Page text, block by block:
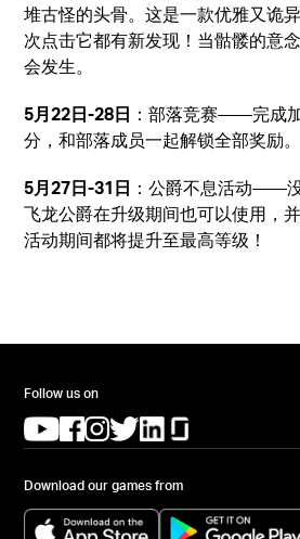
堆古怪的头骨。这是一款优雅又诡
次点击它都有新发现！当骷髅的意
会发生。
5月22日-28日 ：部落竞赛——完成
分，和部落成员一起解锁全部奖励。
5月27日-31日 ：公爵不息活动——
飞龙公爵在升级期间也可以使用，
活动期间都将提升至最高等级！
Follow us on
(opens in a new tab)
(opens in a new tab)
(opens in a new tab)
(opens in a new tab)
(opens in a new tab)
Download our games from
(opens in a new tab)